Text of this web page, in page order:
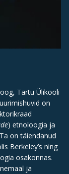
Tartu Ülikooli
on
) etnoloogia ja
on täiendanud
Berkeley’s ning
osakonnas.
ja